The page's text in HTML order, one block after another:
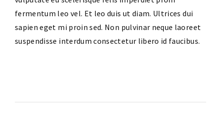
fermentum leo vel. Et leo duis ut diam. Ultrices dui
sapien eget mi proin sed. Non pulvinar neque laoreet
suspendisse interdum consectetur libero id faucibus.